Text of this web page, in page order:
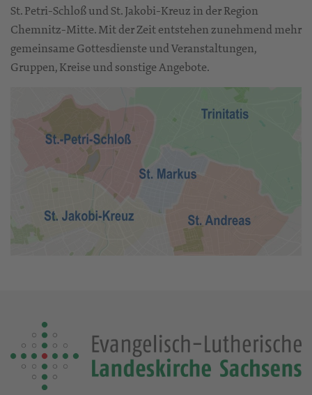
St. Petri-Schloß und St. Jakobi-Kreuz in der Region
Chemnitz-Mitte. Mit der Zeit entstehen zunehmend mehr
gemeinsame Gottesdienste und Veranstaltungen,
Gruppen, Kreise und sonstige Angebote.